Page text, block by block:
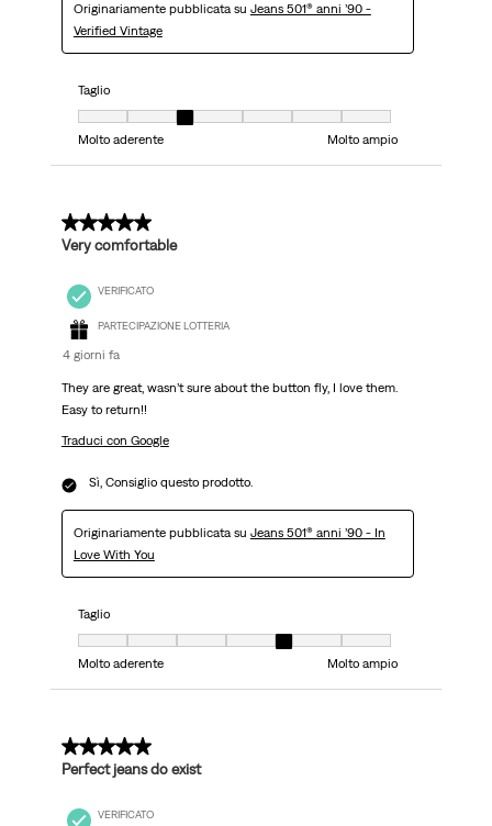
Originariamente pubblicata su Jeans 501® anni ’90 -
Verified Vintage
Taglio
Taglio, 3 su 7, dove 1 è uguale a Molto aderente e 7 è uguale a Molto
Molto aderente
Molto ampio
5 su 5 stelle.
Very comfortable
VERIFICATO
PARTECIPAZIONE LOTTERIA
4 giorni fa
They are great, wasn’t sure about the button fly, I love them.
Easy to return!!
Traduci con Google
Sì, Consiglio questo prodotto.
Originariamente pubblicata su Jeans 501® anni ’90 - In
Love With You
Taglio
Taglio, 5 su 7, dove 1 è uguale a Molto aderente e 7 è uguale a Molto
Molto aderente
Molto ampio
5 su 5 stelle.
Perfect jeans do exist
VERIFICATO